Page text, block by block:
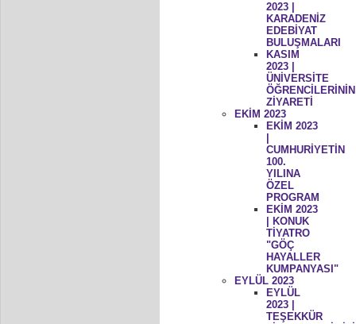
2023 |
KARADENİZ
EDEBİYAT
BULUŞMALARI
KASIM
2023 |
ÜNİVERSİTE
ÖĞRENCİLERİNİN
ZİYARETİ
EKİM 2023
EKİM 2023
CUMHURİYETİN
100.
YILINA
ÖZEL
PROGRAM
EKİM 2023
| KONUK
TİYATRO
"GÖÇ
HAYALLER
KUMPANYASI"
EYLÜL 2023
EYLÜL
2023 |
TEŞEKKÜR